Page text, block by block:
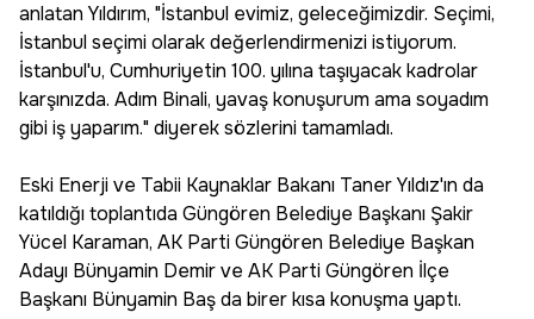
anlatan Yıldırım, "İstanbul evimiz, geleceğimizdir. Seçimi,
İstanbul seçimi olarak değerlendirmenizi istiyorum.
İstanbul'u, Cumhuriyetin 100. yılına taşıyacak kadrolar
karşınızda. Adım Binali, yavaş konuşurum ama soyadım
gibi iş yaparım." diyerek sözlerini tamamladı.
Eski Enerji ve Tabii Kaynaklar Bakanı Taner Yıldız'ın da
katıldığı toplantıda Güngören Belediye Başkanı Şakir
Yücel Karaman, AK Parti Güngören Belediye Başkan
Adayı Bünyamin Demir ve AK Parti Güngören İlçe
Başkanı Bünyamin Baş da birer kısa konuşma yaptı.